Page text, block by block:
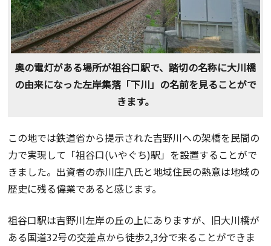
奥の電灯がある場所が祖谷口駅で、踏切の名称に大川橋
の由来になった左岸集落「下川」の名前を見ることがで
きます。
この地では鉄道省から提示された吉野川への架橋を民間の
力で実現して「祖谷口(いやぐち)駅」を設置することがで
きました。出資者の赤川庄八氏と地域住民の熱意は地域の
歴史に残る偉業であると感じます。
祖谷口駅は吉野川左岸の丘の上にありますが、旧大川橋が
ある国道32号の交差点から徒歩2,3分で来ることができま